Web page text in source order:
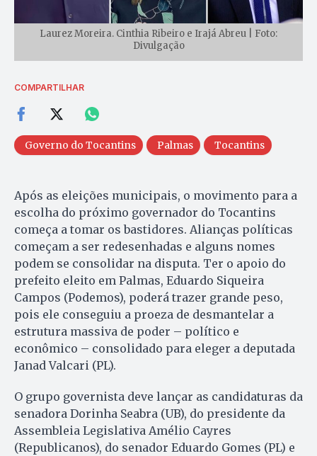
Laurez Moreira. Cinthia Ribeiro e Irajá Abreu | Foto:
Divulgação
COMPARTILHAR
Governo do Tocantins Palmas Tocantins
Após as eleições municipais, o movimento para a
escolha do próximo governador do Tocantins
começa a tomar os bastidores. Alianças políticas
começam a ser redesenhadas e alguns nomes
podem se consolidar na disputa. Ter o apoio do
prefeito eleito em Palmas, Eduardo Siqueira
Campos (Podemos), poderá trazer grande peso,
pois ele conseguiu a proeza de desmantelar a
estrutura massiva de poder – político e
econômico – consolidado para eleger a deputada
Janad Valcari (PL).
O grupo governista deve lançar as candidaturas da
senadora Dorinha Seabra (UB), do presidente da
Assembleia Legislativa Amélio Cayres
(Republicanos), do senador Eduardo Gomes (PL) e